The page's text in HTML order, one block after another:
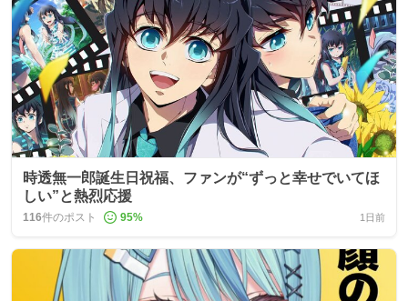
時透無一郎誕生日祝福、ファンが“ずっと幸せでいてほ
しい”と熱烈応援
116件のポスト 95% 1日前